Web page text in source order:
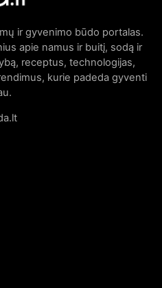
ir gyvenimo būdo portalas.
apie namus ir buitį, sodą ir
receptus, technologijas,
kurie padeda gyventi